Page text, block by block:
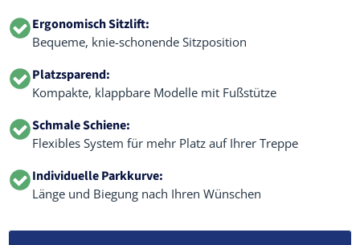
Ergonomisch Sitzlift:
Bequeme, knie-schonende Sitzposition
Platzsparend:
Kompakte, klappbare Modelle mit Fußstütze
Schmale Schiene:
Flexibles System für mehr Platz auf Ihrer Treppe
Individuelle Parkkurve:
Länge und Biegung nach Ihren Wünschen